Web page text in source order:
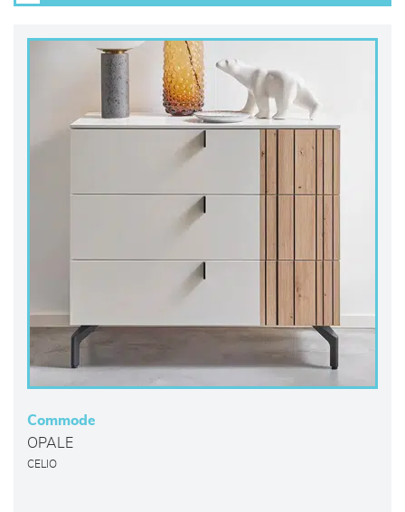
Commode
OPALE
CELIO